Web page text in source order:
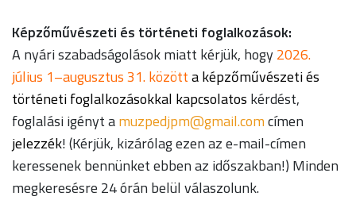
Képzőművészeti és történeti foglalkozások:
A nyári szabadságolások miatt kérjük, hogy2026.
július 1–augusztus 31. közötta képzőművészeti és
történeti foglalkozásokkal kapcsolatos kérdést,
foglalási igényt amoc.liamg@mpjdepzumcímen
jelezzék! (Kérjük, kizárólag ezen az e-mail-címen
keressenek bennünket ebben az időszakban!) Minden
megkeresésre 24 órán belül válaszolunk.